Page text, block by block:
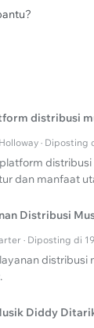
distribusi
· Diposting
dan manfaat
Distribusi
· Diposting di
Diddy